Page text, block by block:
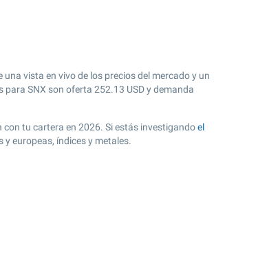
vista en vivo de los precios del mercado y un
para SNX son oferta 252.13 USD y demanda
con tu cartera en 2026. Si estás investigandoel
europeas, índices y metales.